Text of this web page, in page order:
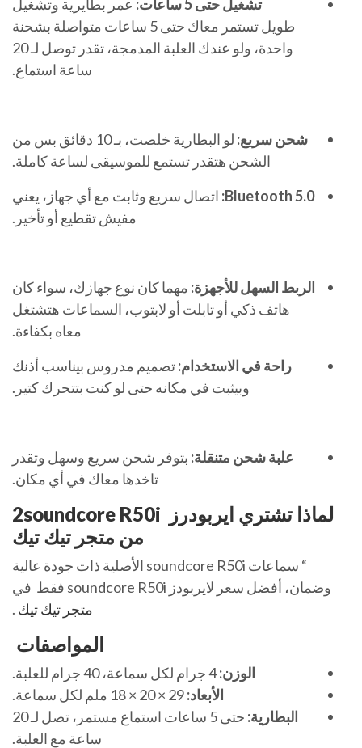
تشغيل حتى 5 ساعات:
عمر بطايرية وتشغيل
طويل تستمر معاك حتى 5 ساعات متواصلة بشحنة
واحدة، ولو عندك العلبة المدمجة، تقدر توصل لـ 20
ساعة استماع.
شحن سريع:
لو البطارية خلصت، بـ 10 دقائق بس من
الشحن هتقدر تستمع للموسيقى لساعة كاملة.
Bluetooth 5.0: اتصال سريع وثابت مع أي جهاز، يعني
مفيش تقطيع أو تأخير.
الربط السهل للأجهزة: مهما كان نوع جهازك، سواء كان
هاتف ذكي أو تابلت أو لابتوب، السماعات هتشتغل
معاه بكفاءة.
راحة في الاستخدام:تصميم مدروس بيناسب أذنك
وبيثبت في مكانه حتى لو كنت بتتحرك كتير.
علبة شحن متنقلة: بتوفر شحن سريع وسهل وتقدر
تاخدها معاك في أي مكان.
لماذا تشتري ايربودرز 2soundcore R50i
من متجر تيك تيك
“ سماعات soundcore R50i الأصلية ذات جودة عالية
وضمان، أفضل سعر لايربودز soundcore R50i فقط في
متجر تيك تيك .
المواصفات
الوزن:4 جرام لكل سماعة، 40 جرام للعلبة.
الأبعاد:
البطارية:
حتى 5 ساعات استماع مستمر، تصل لـ 20
ساعة مع العلبة.